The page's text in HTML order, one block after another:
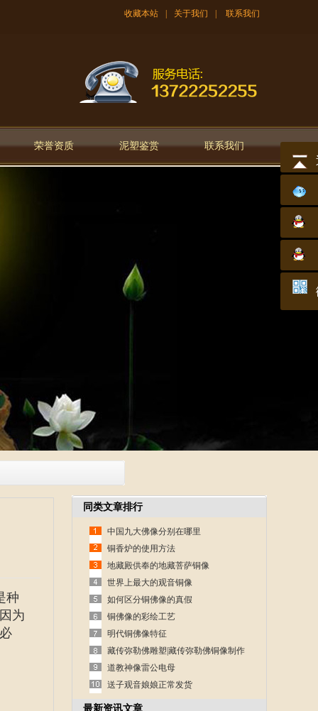
收藏本站 关于我们 联系我们
荣誉资质 泥塑鉴赏 联系我们
种
为
同类文章排行
中国九大佛像分别在哪里
铜香炉的使用方法
地藏殿供奉的地藏菩萨铜像
世界上最大的观音铜像
如何区分铜佛像的真假
铜佛像的彩绘工艺
明代铜佛像特征
藏传弥勒佛雕塑|藏传弥勒佛铜像制作
道教神像雷公电母
送子观音娘娘正常发货
最新资讯文章